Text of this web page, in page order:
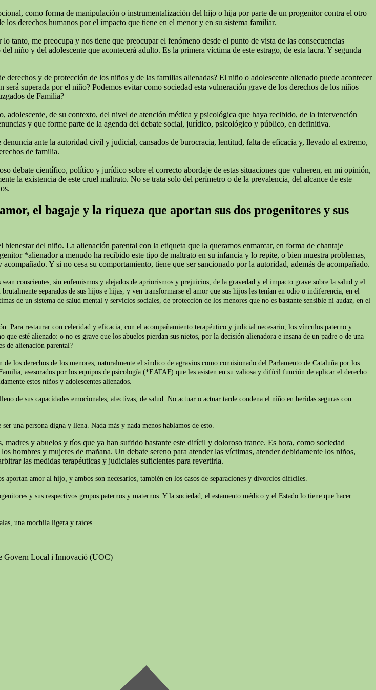
como forma de manipulación o instrumentalización del hijo o hija por parte de un progenitor contra el otro
derechos humanos por el impacto que tiene en el menor y en su sistema familiar.
me preocupa y nos tiene que preocupar el fenómeno desde el punto de vista de las consecuencias
niño y del adolescente que acontecerá adulto. Es la primera víctima de este estrago, de esta lacra. Y segunda
y de protección de los niños y de las familias alienadas? El niño o adolescente alienado puede acontecer
superada por el niño? Podemos evitar como sociedad esta vulneración grave de los derechos de los niños
de Familia?
adolescente, de su contexto, del nivel de atención médica y psicológica que haya recibido, de la intervención
y que forme parte de la agenda del debate social, jurídico, psicológico y público, en definitiva.
ante la autoridad civil y judicial, cansados de burocracia, lentitud, falta de eficacia y, llevado al extremo,
de familia.
debate científico, político y jurídico sobre el correcto abordaje de estas situaciones que vulneren, en mi opinión,
la existencia de este cruel maltrato. No se trata solo del perímetro o de la prevalencia, del alcance de este
el bagaje y la riqueza que aportan sus dos progenitores y sus
del niño. La alienación parental con la etiqueta que la queramos enmarcar, en forma de chantaje
*alienador a menudo ha recibido este tipo de maltrato en su infancia y lo repite, o bien muestra problemas,
Y si no cesa su comportamiento, tiene que ser sancionado por la autoridad, además de acompañado.
conscientes, sin eufemismos y alejados de apriorismos y prejuicios, de la gravedad y el impacto grave sobre la salud y el
separados de sus hijos e hijas, y ven transformarse el amor que sus hijos les tenían en odio o indiferencia, en el
de un sistema de salud mental y servicios sociales, de protección de los menores que no es bastante sensible ni audaz, en el
Para restaurar con celeridad y eficacia, con el acompañamiento terapéutico y judicial necesario, los vínculos paterno y
esté alienado: o no es grave que los abuelos pierdan sus nietos, por la decisión alienadora e insana de un padre o de una
de alienación parental?
los derechos de los menores, naturalmente el síndico de agravios como comisionado del Parlamento de Cataluña por los
asesorados por los equipos de psicología (*EATAF) que les asisten en su valiosa y difícil función de aplicar el derecho
estos niños y adolescentes alienados.
de sus capacidades emocionales, afectivas, de salud. No actuar o actuar tarde condena el niño en heridas seguras con
una persona digna y llena. Nada más y nada menos hablamos de esto.
y abuelos y tíos que ya han sufrido bastante este difícil y doloroso trance. Es hora, como sociedad
hombres y mujeres de mañana. Un debate sereno para atender las víctimas, atender debidamente los niños,
las medidas terapéuticas y judiciales suficientes para revertirla.
amor al hijo, y ambos son necesarios, también en los casos de separaciones y divorcios difíciles.
y sus respectivos grupos paternos y maternos. Y la sociedad, el estamento médico y el Estado lo tiene que hacer
una mochila ligera y raíces.
Govern Local i Innovació (UOC)